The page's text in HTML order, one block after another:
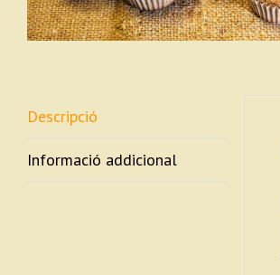
Descripció
Informació addicional